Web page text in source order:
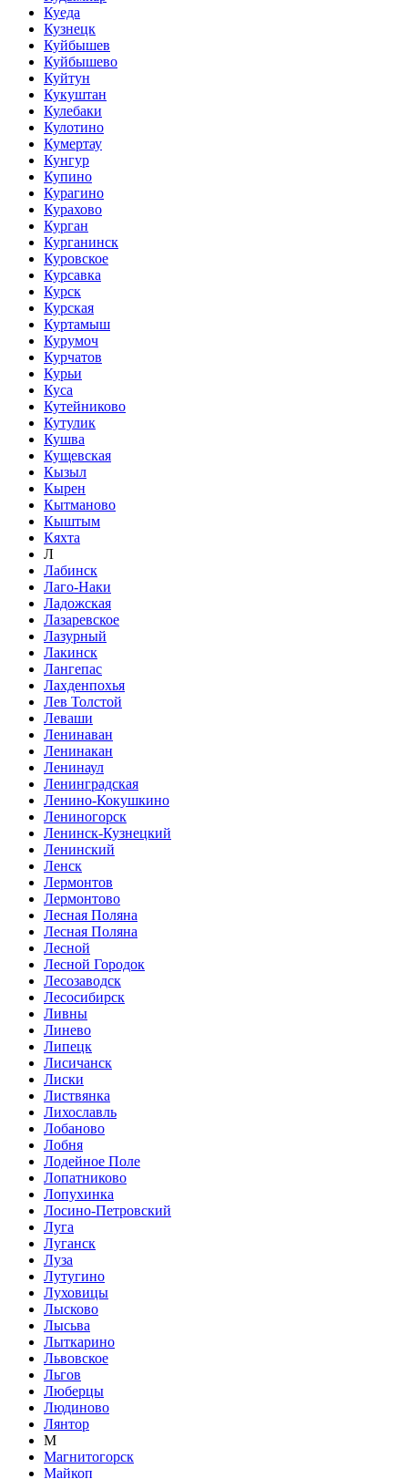
Куеда
Кузнецк
Куйбышев
Куйбышево
Куйтун
Кукуштан
Кулебаки
Кулотино
Кумертау
Кунгур
Купино
Курагино
Курахово
Курган
Курганинск
Куровское
Курсавка
Курск
Курская
Куртамыш
Курумоч
Курчатов
Курьи
Куса
Кутейниково
Кутулик
Кушва
Кущевская
Кызыл
Кырен
Кытманово
Кыштым
Кяхта
Л
Лабинск
Лаго-Наки
Ладожская
Лазаревское
Лазурный
Лакинск
Лангепас
Лахденпохья
Лев Толстой
Леваши
Ленинаван
Ленинакан
Ленинаул
Ленинградская
Ленино-Кокушкино
Лениногорск
Ленинск-Кузнецкий
Ленинский
Ленск
Лермонтов
Лермонтово
Лесная Поляна
Лесная Поляна
Лесной
Лесной Городок
Лесозаводск
Лесосибирск
Ливны
Линево
Липецк
Лисичанск
Лиски
Листвянка
Лихославль
Лобаново
Лобня
Лодейное Поле
Лопатниково
Лопухинка
Лосино-Петровский
Луга
Луганск
Луза
Лутугино
Луховицы
Лысково
Лысьва
Лыткарино
Львовское
Льгов
Люберцы
Людиново
Лянтор
М
Магнитогорск
Майкоп